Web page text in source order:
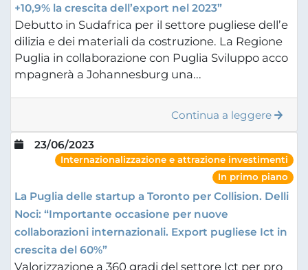
+10,9% la crescita dell’export nel 2023”
Debutto in Sudafrica per il settore pugliese dell’e
dilizia e dei materiali da costruzione. La Regione
Puglia in collaborazione con Puglia Sviluppo acco
mpagnerà a Johannesburg una...
Continua a leggere
23/06/2023
Internazionalizzazione e attrazione investimenti
In primo piano
La Puglia delle startup a Toronto per Collision. Delli
Noci: “Importante occasione per nuove
collaborazioni internazionali. Export pugliese Ict in
crescita del 60%”
Valorizzazione a 360 gradi del settore Ict per pro